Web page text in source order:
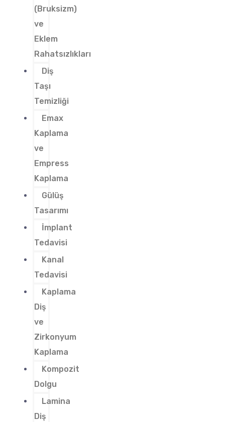
(Bruksizm)
ve
Eklem
Rahatsızlıkları
Diş
Taşı
Temizliği
Emax
Kaplama
ve
Empress
Kaplama
Gülüş
Tasarımı
İmplant
Tedavisi
Kanal
Tedavisi
Kaplama
Diş
ve
Zirkonyum
Kaplama
Kompozit
Dolgu
Lamina
Diş